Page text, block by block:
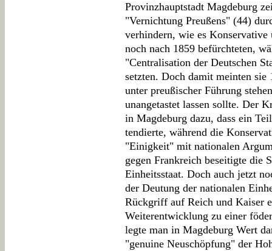
Provinzhauptstadt Magdeburg
"Vernichtung Preußens" (44)
verhindern, wie es
noch nach 1859 befürchteten,
"Centralisation der Deutschen
setzten. Doch damit meinten sie
unter preußischer Führung
unangetastet lassen sollte. Der
in Magdeburg dazu, dass ein
tendierte, während die
"Einigkeit" mit nationalen
gegen Frankreich beseitigte die
Einheitsstaat. Doch auch jetzt
der Deutung der nationalen
Rückgriff auf Reich und Kaiser
Weiterentwicklung zu einer
legte man in Magdeburg Wert
"genuine Neuschöpfung" der